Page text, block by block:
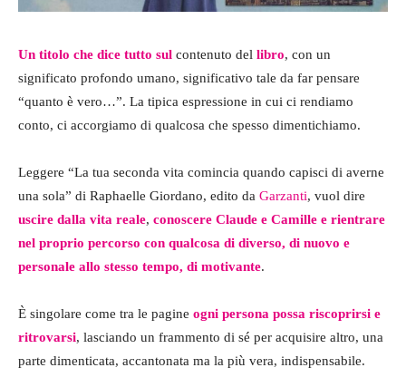
Un titolo che dice tutto sul contenuto del libro, con un
significato profondo umano, significativo tale da far pensare
“quanto è vero…”. La tipica espressione in cui ci rendiamo
conto, ci accorgiamo di qualcosa che spesso dimentichiamo.
Leggere “La tua seconda vita comincia quando capisci di averne
una sola” di Raphaelle Giordano, edito da Garzanti, vuol dire
uscire dalla vita reale, conoscere Claude e Camille e rientrare
nel proprio percorso con qualcosa di diverso, di nuovo e
personale allo stesso tempo, di motivante.
È singolare come tra le pagine ogni persona possa riscoprirsi e
ritrovarsi, lasciando un frammento di sé per acquisire altro, una
parte dimenticata, accantonata ma la più vera, indispensabile.